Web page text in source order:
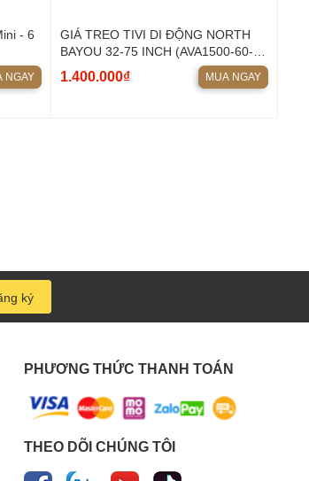
- 6
NGAY
GIÁ TREO TIVI DI ĐỘNG NORTH
BAYOU 32-75 INCH (AVA1500-60-
1P )
1.400.000₫ MUA NGAY
ký
PHƯƠNG THỨC THANH TOÁN
THEO DÕI CHÚNG TÔI